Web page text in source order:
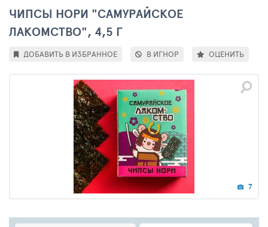
ЧИПСЫ НОРИ "САМУРАЙСКОЕ
ЛАКОМСТВО", 4,5 Г
7
ДОБАВИТЬ В ИЗБРАННОЕ В ИГНОР ОЦЕНИТЬ